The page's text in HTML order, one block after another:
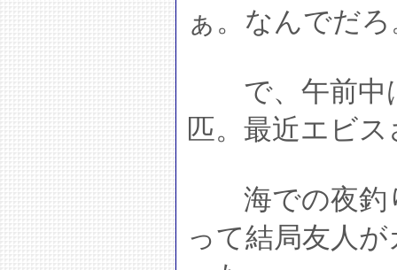
ぁ。なんでだ
で、午前中は
匹。最近エビ
海での夜釣り
って結局友人